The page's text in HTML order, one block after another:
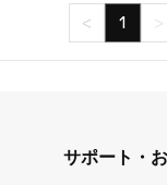
< 1 >
サポート・